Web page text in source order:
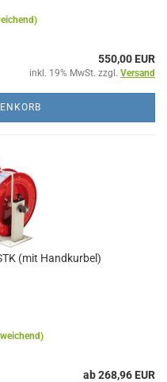
550,00 EUR
inkl. 19% MwSt. zzgl. Versand
(mit Handkurbel)
ab 268,96 EUR